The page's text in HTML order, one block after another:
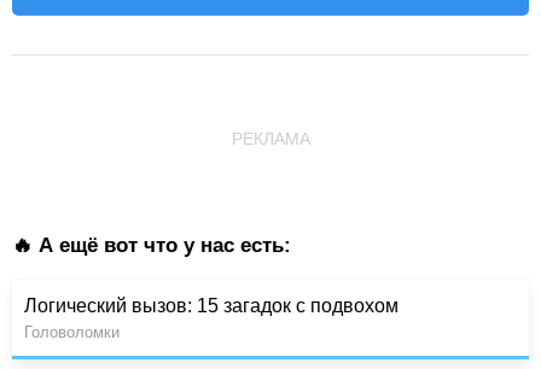
РЕКЛАМА
🔥 А ещё вот что у нас есть:
Логический вызов: 15 загадок с подвохом
Головоломки